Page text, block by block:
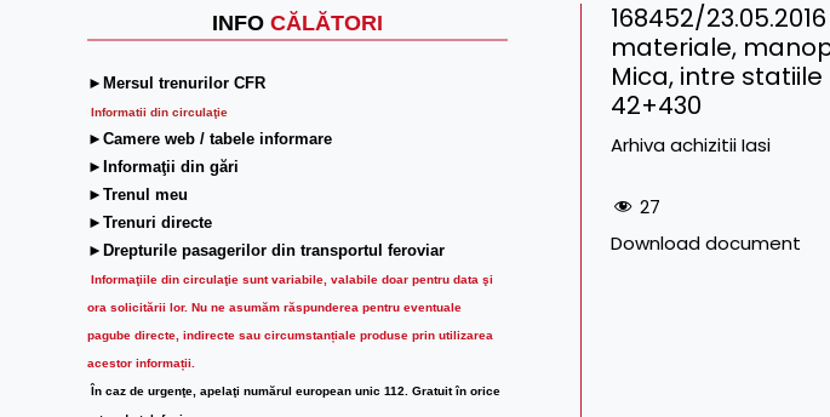
INFO CĂLĂTORI
►Mersul trenurilor CFR
Informatii din circulaţie
►Camere web / tabele informare
►Informaţii din gări
►Trenul meu
►Trenuri directe
►Drepturile pasagerilor din transportul feroviar
Informaţiile din circulaţie sunt variabile, valabile doar pentru data şi
ora solicitării lor. Nu ne asumăm răspunderea pentru eventuale
pagube directe, indirecte sau circumstanțiale produse prin utilizarea
acestor informații.
În caz de urgenţe, apelaţi numărul european unic 112. Gratuit în orice
168452/
materiale,
Mica, intre
42+430
Arhiva achizitii Iasi
27
Download document